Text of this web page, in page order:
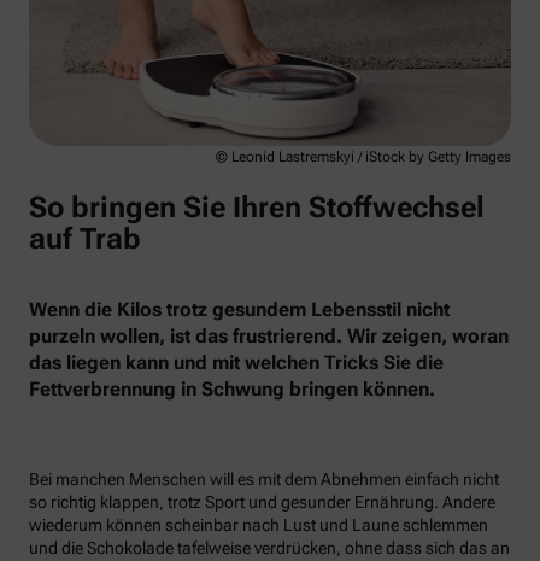
© Leonid Lastremskyi / iStock by Getty Images
So bringen Sie Ihren Stoffwechsel
auf Trab
Wenn die Kilos trotz gesundem Lebensstil nicht
purzeln wollen, ist das frustrierend. Wir zeigen, woran
das liegen kann und mit welchen Tricks Sie die
Fettverbrennung in Schwung bringen können.
Bei manchen Menschen will es mit dem Abnehmen einfach nicht
so richtig klappen, trotz Sport und gesunder Ernährung. Andere
wiederum können scheinbar nach Lust und Laune schlemmen
und die Schokolade tafelweise verdrücken, ohne dass sich das an